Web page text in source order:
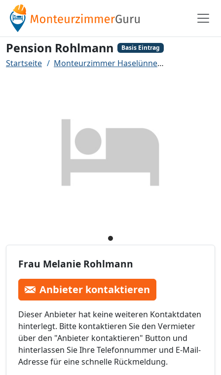
Pension Rohlmann Basis Eintrag
Startseite Monteurzimmer Haselünne
Frau Melanie Rohlmann
Anbieter kontaktieren
Dieser Anbieter hat keine weiteren Kontaktdaten
hinterlegt. Bitte kontaktieren Sie den Vermieter
über den "Anbieter kontaktieren" Button und
hinterlassen Sie Ihre Telefonnummer und E-Mail-
Adresse für eine schnelle Rückmeldung.